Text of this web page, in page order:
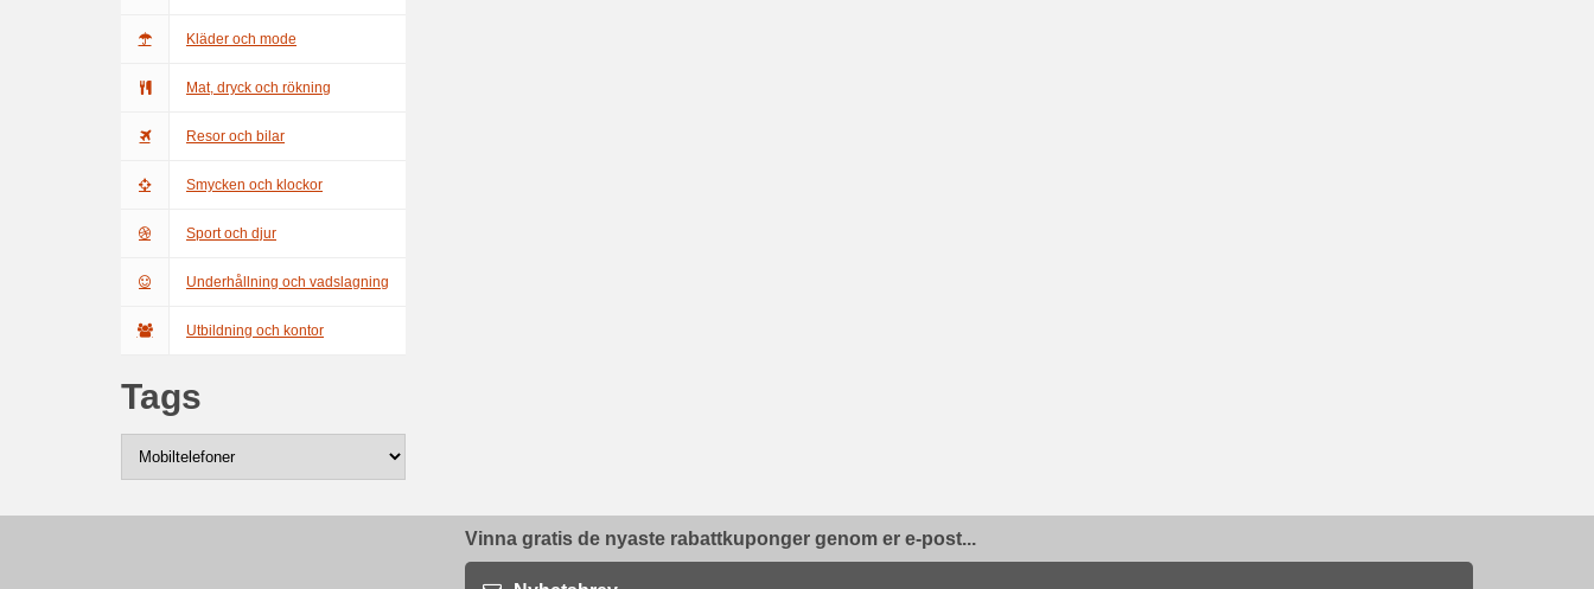
Kläder och mode
Mat, dryck och rökning
Resor och bilar
Smycken och klockor
Sport och djur
Underhållning och vadslagning
Utbildning och kontor
Tags
Vinna gratis de nyaste rabattkuponger genom er e-post...